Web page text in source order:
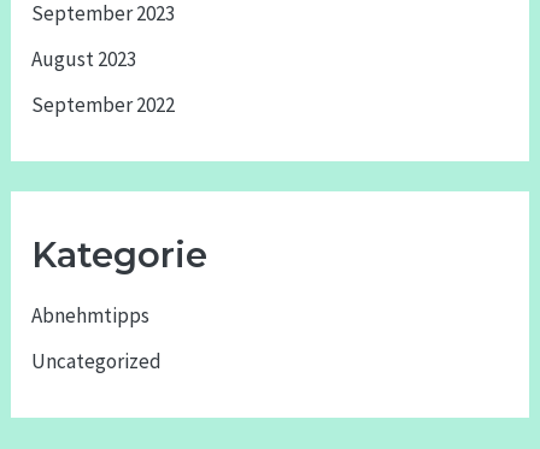
September 2023
August 2023
September 2022
Kategorie
Abnehmtipps
Uncategorized